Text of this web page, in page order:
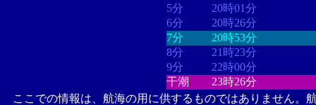
5分
20時01分
6分
20時26分
7分
20時53分
8分
21時23分
9分
22時00分
干潮
23時26分
ここでの情報は、航海の用に供するものではありません。